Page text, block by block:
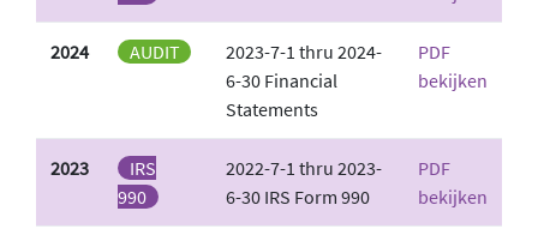
2024 AUDIT
2023-7-1 thru 2024-
6-30 Financial
Statements
PDF
bekijken
2023
IRS
990
2022-7-1 thru 2023-
6-30 IRS Form 990
PDF
bekijken